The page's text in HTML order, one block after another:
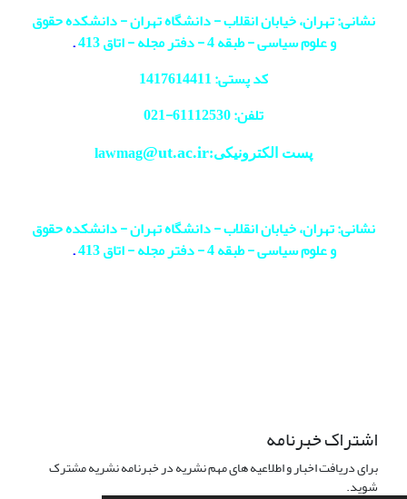
نشانی: تهران، خیابان انقلاب - دانشگاه تهران - دانشکده حقوق
و علوم سیاسی - طبقه 4 - دفتر مجله - اتاق 413
.
کد پستی: 1417614411
تلفن: 61112530-
021
پست الکترونیکی:lawmag@ut.ac.ir
نشانی: تهران، خیابان انقلاب - دانشگاه تهران - دانشکده حقوق
و علوم سیاسی - طبقه 4 - دفتر مجله - اتاق 413
.
اشتراک خبرنامه
برای دریافت اخبار و اطلاعیه های مهم نشریه در خبرنامه نشریه مشترک
شوید.